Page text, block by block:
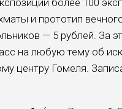
более 100
и про­тотип
— 5 рублей. За
на лю­бую тему об
центру Гомеля.